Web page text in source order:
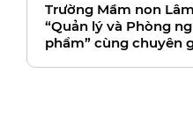
Trường Mầm non
“Quản lý và Phòng
phẩm” cùng chuyên